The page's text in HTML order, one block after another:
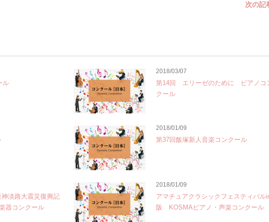
次の記
ル
2018/03/07
第14回 エリーゼのために ピアノコ
クール
2018/01/09
第37回飯塚新人音楽コンクール
淡路大震災復興記
器コンクール
2018/01/09
アマチュアクラシックフェスティバル
阪 KOSMAピアノ・声楽コンクール